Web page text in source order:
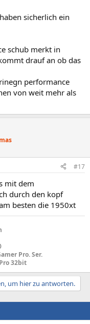
sicherlich ein
schub merkt in
drauf an ob das
performance
von weit mehr als
#17
mit dem
durch den kopf
besten die 1950xt
Pro. Ser.
32bit
um hier zu antworten.